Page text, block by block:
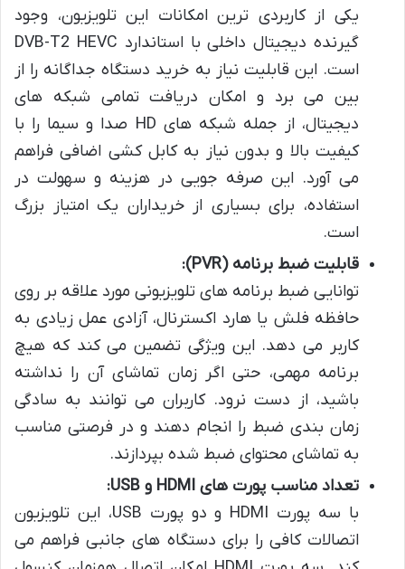
یکی از کاربردی ترین امکانات این تلویزیون، وجود
گیرنده دیجیتال داخلی با استاندارد DVB-T2 HEVC
است. این قابلیت نیاز به خرید دستگاه جداگانه را از
بین می برد و امکان دریافت تمامی شبکه های
دیجیتال، از جمله شبکه های HD صدا و سیما را با
کیفیت بالا و بدون نیاز به کابل کشی اضافی فراهم
می آورد. این صرفه جویی در هزینه و سهولت در
استفاده، برای بسیاری از خریداران یک امتیاز بزرگ
است.
قابلیت ضبط برنامه (PVR):
توانایی ضبط برنامه های تلویزیونی مورد علاقه بر روی
حافظه فلش یا هارد اکسترنال، آزادی عمل زیادی به
کاربر می دهد. این ویژگی تضمین می کند که هیچ
برنامه مهمی، حتی اگر زمان تماشای آن را نداشته
باشید، از دست نرود. کاربران می توانند به سادگی
زمان بندی ضبط را انجام دهند و در فرصتی مناسب
به تماشای محتوای ضبط شده بپردازند.
تعداد مناسب پورت های HDMI و USB:
با سه پورت HDMI و دو پورت USB، این تلویزیون
اتصالات کافی را برای دستگاه های جانبی فراهم می